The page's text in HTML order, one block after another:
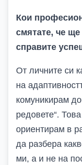
Кои
смятате, че ще
справите
От личните си
на
комуникирам
редовете“.
ориентирам в
да разбера
ми, а и не на